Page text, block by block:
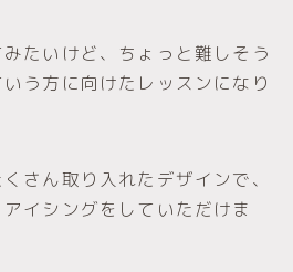
みたいけど、ちょっと難しそう
う方に向けたレッスンになり
さん取り入れたデザインで、
イシングをしていただけま